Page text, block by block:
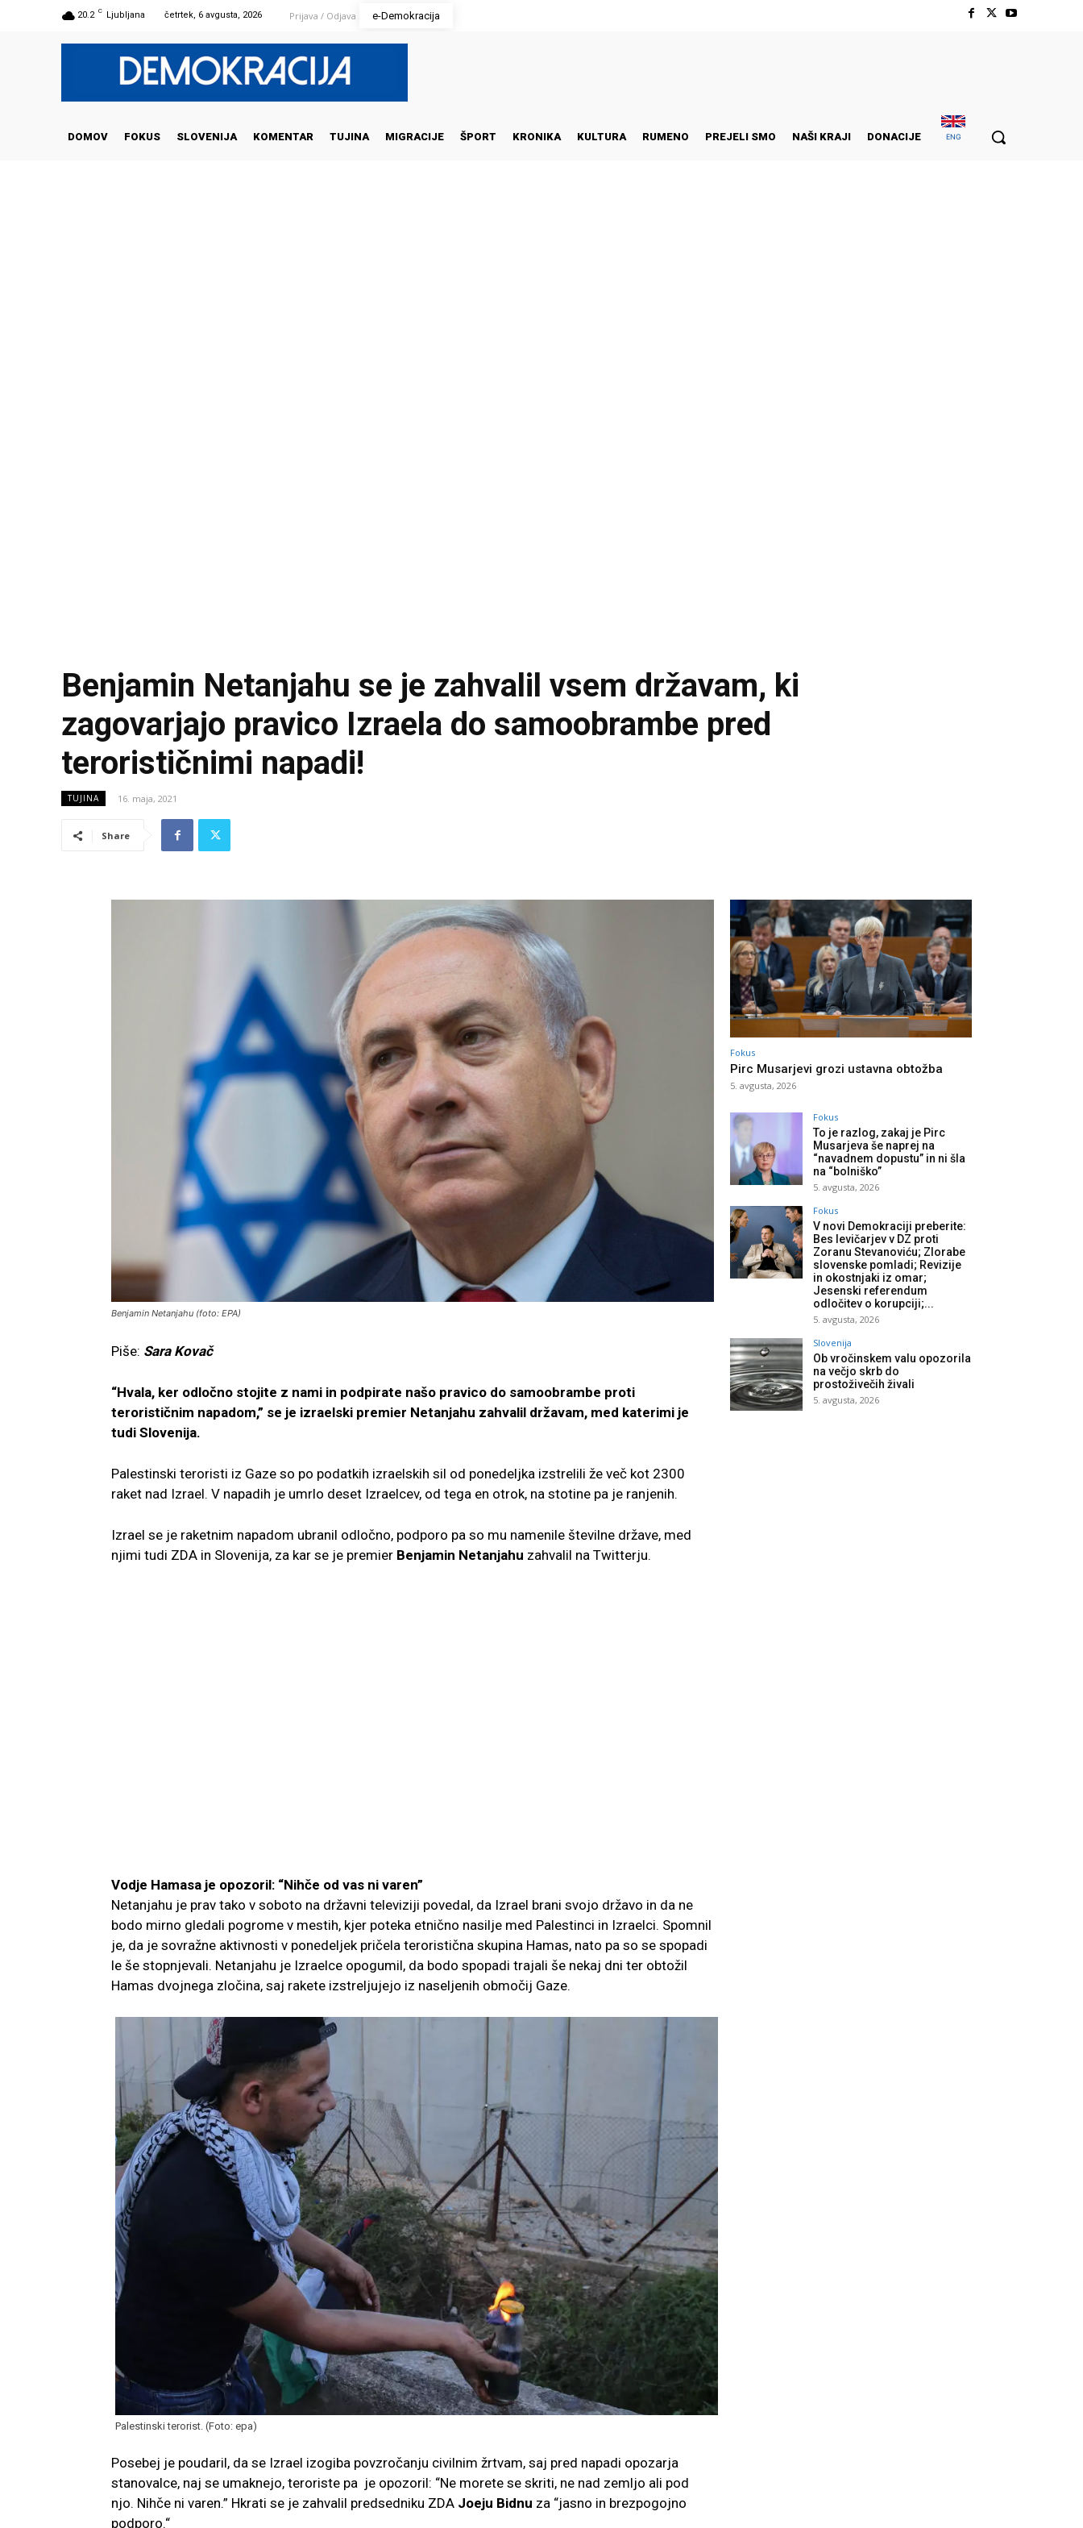
20.2 C Ljubljana četrtek, 6 avgusta, 2026 Prijava / Odjava e-Demokracija
DOMOV FOKUS SLOVENIJA KOMENTAR TUJINA MIGRACIJE ŠPORT KRONIKA KULTURA RUMENO PREJELI SMO NAŠI KRAJI DONACIJE ENG
Benjamin Netanjahu se je zahvalil vsem državam, ki
zagovarjajo pravico Izraela do samoobrambe pred
terorističnimi napadi!
TUJINA 16. maja, 2021
Share
Benjamin Netanjahu (foto: EPA)
Piše: Sara Kovač
“Hvala, ker odločno stojite z nami in podpirate našo pravico do samoobrambe proti
terorističnim napadom,” se je izraelski premier Netanjahu zahvalil državam, med katerimi je
tudi Slovenija.
Palestinski teroristi iz Gaze so po podatkih izraelskih sil od ponedeljka izstrelili že več kot 2300
raket nad Izrael. V napadih je umrlo deset Izraelcev, od tega en otrok, na stotine pa je ranjenih.
Izrael se je raketnim napadom ubranil odločno, podporo pa so mu namenile številne države, med
njimi tudi ZDA in Slovenija, za kar se je premier Benjamin Netanjahu zahvalil na Twitterju.
Vodje Hamasa je opozoril: “Nihče od vas ni varen”
Netanjahu je prav tako v soboto na državni televiziji povedal, da Izrael brani svojo državo in da ne
bodo mirno gledali pogrome v mestih, kjer poteka etnično nasilje med Palestinci in Izraelci. Spomnil
je, da je sovražne aktivnosti v ponedeljek pričela teroristična skupina Hamas, nato pa so se spopadi
le še stopnjevali. Netanjahu je Izraelce opogumil, da bodo spopadi trajali še nekaj dni ter obtožil
Hamas dvojnega zločina, saj rakete izstreljujejo iz naseljenih območij Gaze.
Palestinski terorist. (Foto: epa)
Posebej je poudaril, da se Izrael izogiba povzročanju civilnim žrtvam, saj pred napadi opozarja
stanovalce, naj se umaknejo, teroriste pa je opozoril: “Ne morete se skriti, ne nad zemljo ali pod
njo. Nihče ni varen.” Hkrati se je zahvalil predsedniku ZDA Joeju Bidnu za “jasno in brezpogojno
podporo.“
Fokus
Pirc Musarjevi grozi ustavna obtožba
5. avgusta, 2026
Fokus
To je razlog, zakaj je Pirc
Musarjeva še naprej na
“navadnem dopustu” in ni šla
na “bolniško”
5. avgusta, 2026
Fokus
V novi Demokraciji preberite:
Bes levičarjev v DZ proti
Zoranu Stevanoviću; Zlorabe
slovenske pomladi; Revizije
in okostnjaki iz omar;
Jesenski referendum
odločitev o korupciji;...
5. avgusta, 2026
Slovenija
Ob vročinskem valu opozorila
na večjo skrb do
prostoživečih živali
5. avgusta, 2026